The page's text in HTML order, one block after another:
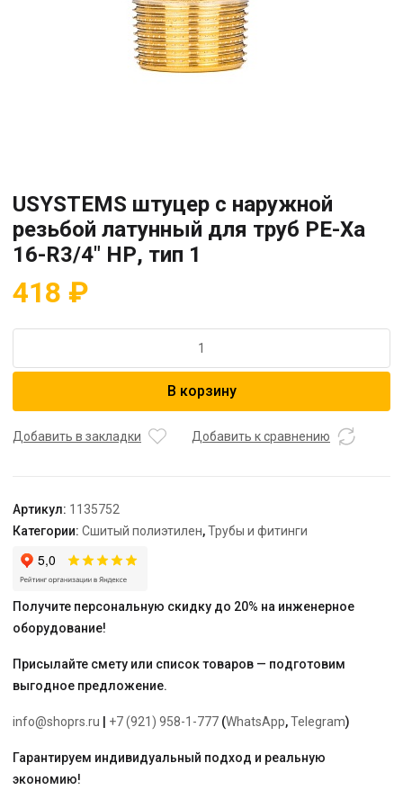
USYSTEMS штуцер с наружной
резьбой латунный для труб PE-Xa
16-R3/4″ НР, тип 1
418 ₽
USYSTEMS
наружной
труб
PE-
Xa
16-
НР,
тип
В корзину
Добавить в закладки Добавить к сравнению
Артикул: 1135752
Категории: Сшитый полиэтилен,Трубы и фитинги
Получите персональную скидку до 20% на инженерное
оборудование!
Присылайте смету или список товаров — подготовим
выгодное предложение.
info@shoprs.ru +7 (921) 958-1-777 (WhatsApp,Telegram)
Гарантируем индивидуальный подход и реальную
экономию!